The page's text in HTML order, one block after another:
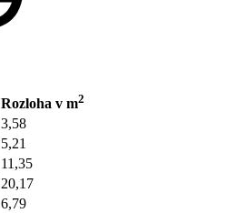
Rozloha v m2
3,58
5,21
11,35
20,17
6,79